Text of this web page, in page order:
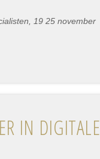
19 25 november
IN DIGITALE